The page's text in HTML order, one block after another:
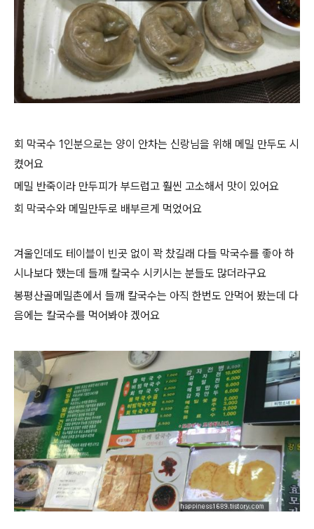
회 막국수 1인분으로는 양이 안차는 신랑님을 위해 메밀 만두도 시
켰어요
메밀 반죽이라 만두피가 부드럽고 훨씬 고소해서 맛이 있어요
회 막국수와 메밀만두로 배부르게 먹었어요
겨울인데도 테이블이 빈곳 없이 꽉 찼길래 다들 막국수를 좋아 하
시나보다 했는데 들깨 칼국수 시키시는 분들도 많더라구요
봉평산골메밀촌에서 들깨 칼국수는 아직 한번도 안먹어 봤는데 다
음에는 칼국수를 먹어봐야 겠어요